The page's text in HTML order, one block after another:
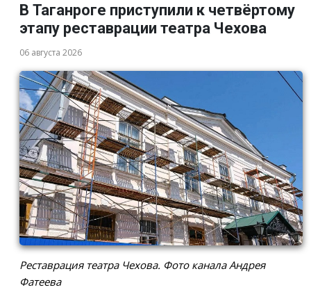
В Таганроге приступили к четвёртому
этапу реставрации театра Чехова
06 августа 2026
Реставрация театра Чехова. Фото канала Андрея
Фатеева